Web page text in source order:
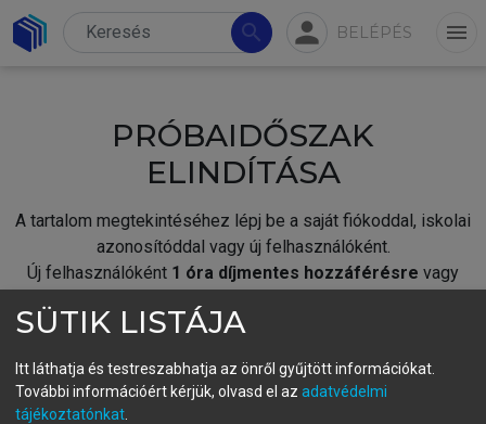
search person BELÉPÉS menu
PRÓBAIDŐSZAK
ELINDÍTÁSA
A tartalom megtekintéséhez lépj be a saját fiókoddal, iskolai
azonosítóddal vagy új felhasználóként.
Új felhasználóként 1 óra díjmentes hozzáférésre vagy
fiókoddal,vagy hozz létre új fiókot.
A regisztráció után apróbaidőszakautomatikusan
SÜTIK LISTÁJA
Itt láthatja és testreszabhatja az önről gyűjtött információkat.
További információért kérjük, olvasd el az adatvédelmi
tájékoztatónkat